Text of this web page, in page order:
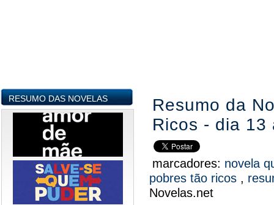
RESUMO DAS NOVELAS
Resumo da
Ricos - dia 13
marcadores: novela
pobres tão ricos ,
Novelas.net